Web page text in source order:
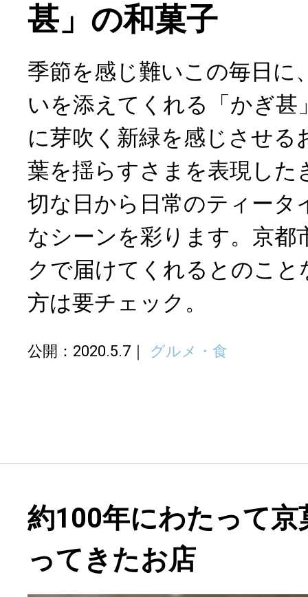
甚」の和菓子
季節を感じ難いこの毎日に
いを添えてくれる「かぎ甚
に芽吹く新緑を感じさせる
葉を揺らすさまを表現した
切な日から日常のティータ
なシーンを彩ります。京都
クで届けてくれるとのこ
方は要チェック。
公開：2020.5.7 グルメ・食
約100年にわたって京
ってきたお店